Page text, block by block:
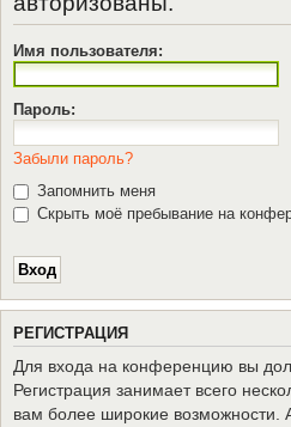
Имя пользователя:
Пароль:
Забыли пароль?
Запомнить меня
Скрыть моё пребывание на
РЕГИСТРАЦИЯ
Для входа на конференцию вы
Регистрация занимает всего
вам более широкие возможности.